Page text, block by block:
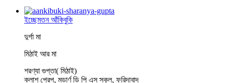
ইচ্ছেমতন আঁকিবুকি
দুর্গা মা
মিঠাই আর মা
শরণ্যা গুপ্তা( মিঠাই)
ক্লাশ প্রেপ, মডার্ণ ডি পি এস স্কুল, ফরিদাবাদ